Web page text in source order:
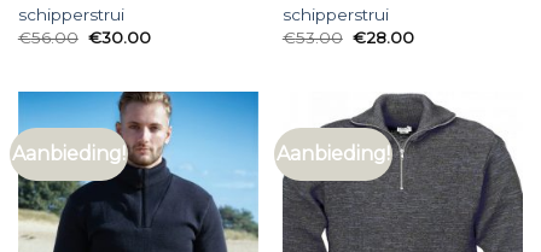
schipperstrui
€56.00 €30.00
schipperstrui
€53.00 €28.00
Aanbieding! Aanbieding!